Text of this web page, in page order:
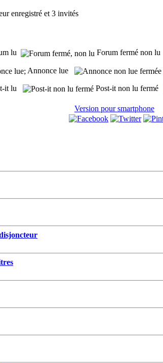
enregistré et 3 invités
lu Forum fermé non lu
Annonce lue
it lu Post-it non lu fermé
Version pour smartphone